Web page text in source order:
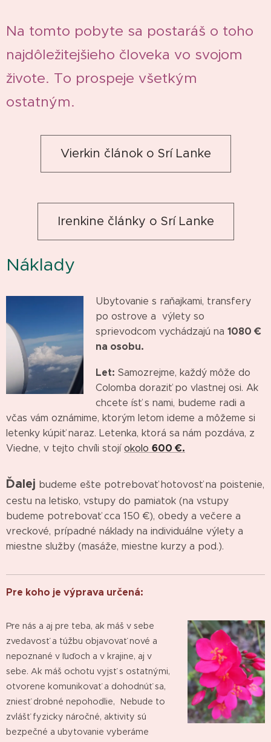
Na tomto pobyte sa postaráš o toho
najdôležitejšieho človeka vo svojom
živote. To prospeje všetkým
ostatným.
Vierkin článok o Srí Lanke
Irenkine články o Srí Lanke
Náklady
Ubytovanie s raňajkami, transfery
po ostrove a výlety so
sprievodcom vychádzajú na 1080 €
na osobu.
Let: Samozrejme, každý môže do
Colomba doraziť po vlastnej osi. Ak
chcete ísť s nami, budeme radi a
včas vám oznámime, ktorým letom ideme a môžeme si
letenky kúpiť naraz. Letenka, ktorá sa nám pozdáva, z
Viedne, v tejto chvíli stojí okolo 600 €.
Ďalej budeme ešte potrebovať hotovosť na poistenie,
cestu na letisko, vstupy do pamiatok (na vstupy
budeme potrebovať cca 150 €), obedy a večere a
vreckové, prípadné náklady na individuálne výlety a
miestne služby (masáže, miestne kurzy a pod.).
Pre koho je výprava určená:
Pre nás a aj pre teba, ak máš v sebe
zvedavosť a túžbu objavovať nové a
nepoznané v ľuďoch a v krajine, aj v
sebe. Ak máš ochotu vyjsť s ostatnými,
otvorene komunikovať a dohodnúť sa,
zniesť drobné nepohodlie, Nebude to
zvlášť fyzicky náročné, aktivity sú
bezpečné a ubytovanie vyberáme